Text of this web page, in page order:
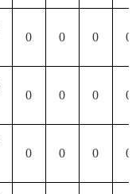
0 0 0 0
0 0 0 0
0 0 0 0